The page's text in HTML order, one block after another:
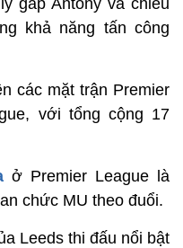
gấp Antony và chiêu
khả năng tấn công
các mặt trận Premier
với tổng cộng 17
ở Premier League là
chức MU theo đuổi.
Leeds thi đấu nổi bật